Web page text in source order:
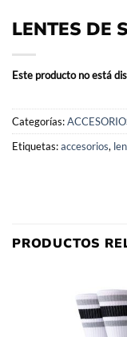
LENTES DE
Este producto no está
Categorías:
Etiquetas:accesorios,
PRODUCTOS